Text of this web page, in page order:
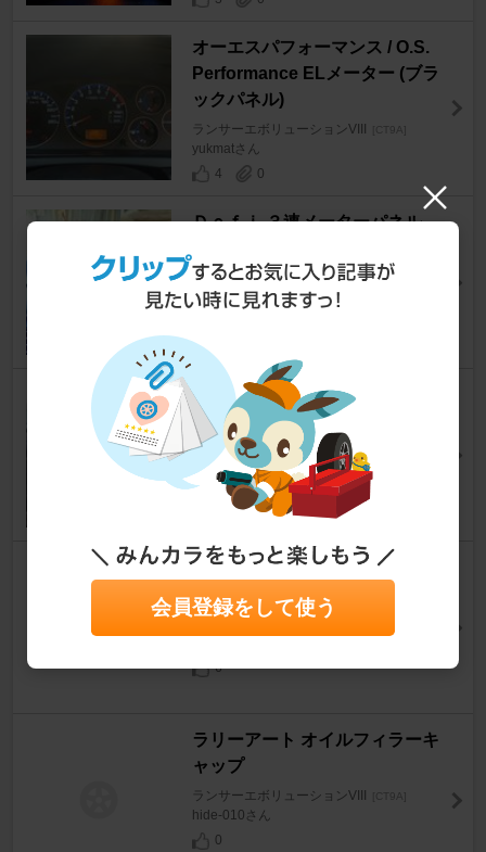
オーエスパフォーマンス / O.S.
Performance ELメーター (ブラ
ックパネル)
ランサーエボリューションVIII [CT9A]
yukmatさん
4
0
Ｄｅｆｉ ３連メーターパネル
ランサーエボリューションVIII
被験体-Ａ７７(Ａ吉)さん
15
1
YOKOHAMA S-DRIVE
ランサーエボリューションVIII
聖者SHIKAさん
0
PACIFIC / 太平洋工業 ブロック
型 スローブローヒューズ
ランサーエボリューションVIII
6
ラリーアート オイルフィラーキ
ャップ
ランサーエボリューションVIII [CT9A]
hide-010さん
0
会員登録をして使う